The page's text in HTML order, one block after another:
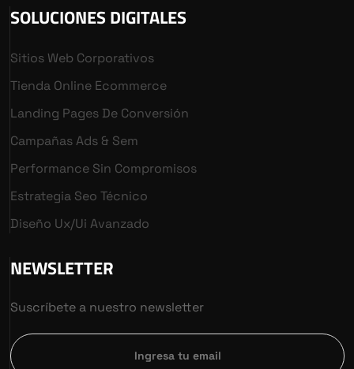
SOLUCIONES DIGITALES
Sitios Web Corporativos
Tienda Online Ecommerce
Landing Pages De Conversión
Campañas Ads & Sem
Performance Sin Compromisos
Estrategia Seo Técnico
Diseño Ux/ui Avanzado
NEWSLETTER
Suscríbete a nuestro newsletter